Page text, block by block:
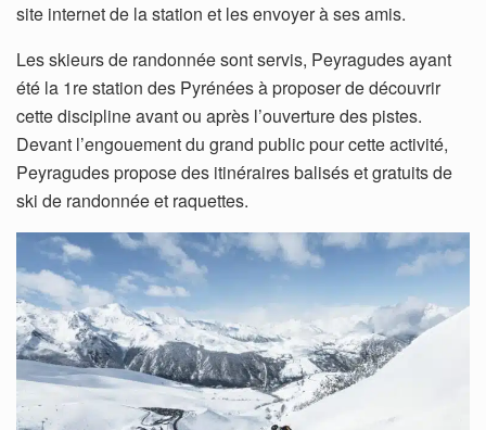
site internet de la station et les envoyer à ses amis.
Les skieurs de randonnée sont servis, Peyragudes ayant
été la 1re station des Pyrénées à proposer de découvrir
cette discipline avant ou après l’ouverture des pistes.
Devant l’engouement du grand public pour cette activité,
Peyragudes propose des itinéraires balisés et gratuits de
ski de randonnée et raquettes.